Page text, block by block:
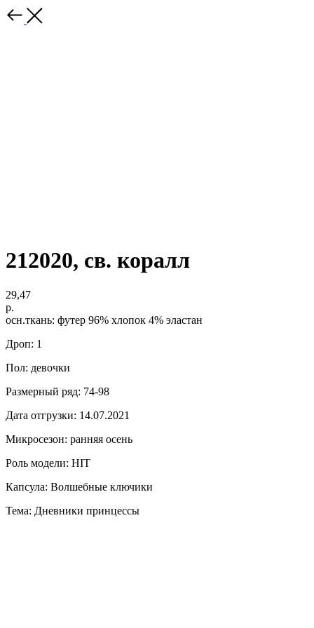
212020, св. коралл
29,47
р.
осн.ткань: футер 96% хлопок 4% эластан
Дроп: 1
Пол: девочки
Размерный ряд: 74-98
Дата отгрузки: 14.07.2021
Микросезон: ранняя осень
Роль модели: HIT
Капсула: Волшебные ключики
Тема: Дневники принцессы